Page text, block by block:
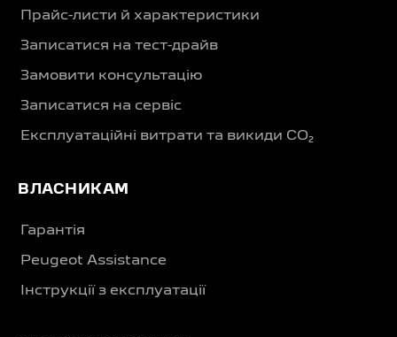
Прайс-листи й характеристики
Записатися на тест-драйв
Замовити консультацію
Записатися на сервіс
Експлуатаційні витрати та викиди CO₂
ВЛАСНИКАМ
Гарантія
Peugeot Assistance
Інструкції з експлуатації